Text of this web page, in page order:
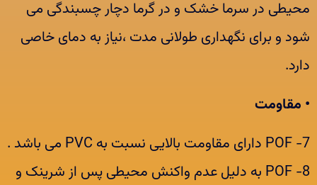
محیطی در سرما خشک و در گرما دچار چسبندگی می
شود و برای نگهداری طولانی مدت ،نیاز به دمای خاصی
دارد.
• مقاومت
7- POF دارای مقاومت بالایی نسبت به PVC می باشد .
8- POF به دلیل عدم واکنش محیطی پس از شرینک و